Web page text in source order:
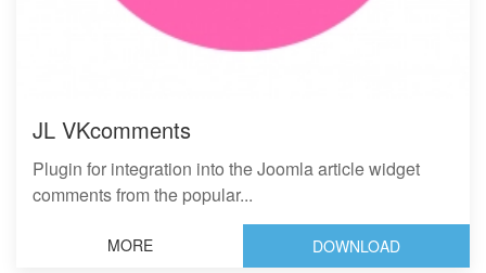
JL VKcomments
Plugin for integration into the Joomla article widget
comments from the popular...
MORE DOWNLOAD